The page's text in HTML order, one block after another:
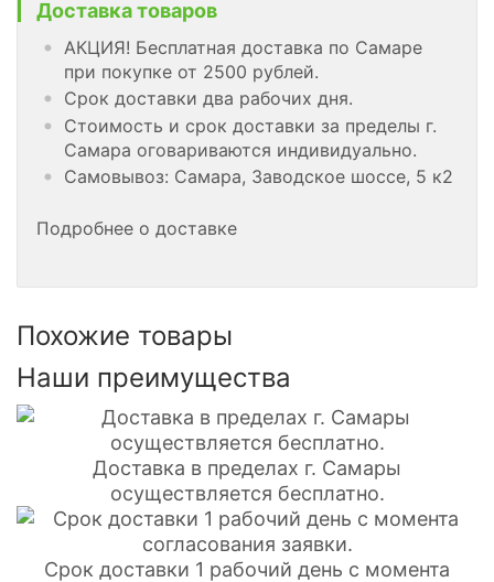
Доставка товаров
АКЦИЯ! Бесплатная доставка по Самаре
при покупке от 2500 рублей.
Срок доставки два рабочих дня.
Стоимость и срок доставки за пределы г.
Самара оговариваются индивидуально.
Самовывоз: Самара, Заводское шоссе, 5 к2
Подробнее о доставке
Похожие товары
Наши преимущества
Доставка в пределах г. Самары
осуществляется бесплатно.
Срок доставки 1 рабочий день с момента